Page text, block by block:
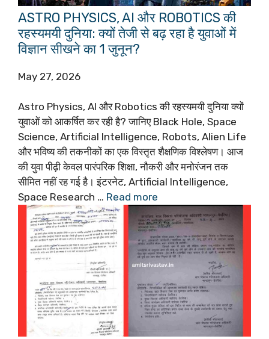
ASTRO PHYSICS, AI और ROBOTICS की
रहस्यमयी दुनिया: क्यों तेजी से बढ़ रहा है युवाओं में
विज्ञान सीखने का 1 जुनून?
May 27, 2026
Astro Physics, AI और Robotics की रहस्यमयी दुनिया क्यों
युवाओं को आकर्षित कर रही है? जानिए Black Hole, Space
Science, Artificial Intelligence, Robots, Alien Life
और भविष्य की तकनीकों का एक विस्तृत शैक्षणिक विश्लेषण। आज
की युवा पीढ़ी केवल पारंपरिक शिक्षा, नौकरी और मनोरंजन तक
सीमित नहीं रह गई है। इंटरनेट, Artificial Intelligence,
Space Research … Read more